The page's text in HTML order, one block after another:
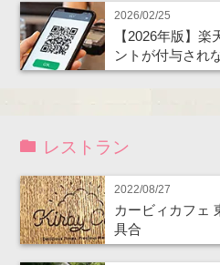
2026/02/25
【2026年版】
ントが付与され
レストラン
2022/08/27
カービィカフェ
具合